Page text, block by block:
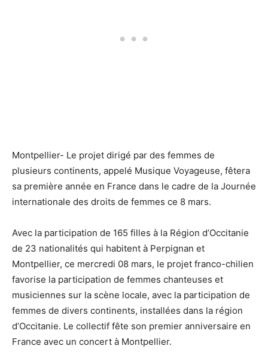
Montpellier- Le projet dirigé par des femmes de
plusieurs continents, appelé Musique Voyageuse, fêtera
sa première année en France dans le cadre de la Journée
internationale des droits de femmes ce 8 mars.
Avec la participation de 165 filles à la Région d’Occitanie
de 23 nationalités qui habitent à Perpignan et
Montpellier, ce mercredi 08 mars, le projet franco-chilien
favorise la participation de femmes chanteuses et
musiciennes sur la scène locale, avec la participation de
femmes de divers continents, installées dans la région
d’Occitanie. Le collectif fête son premier anniversaire en
France avec un concert à Montpellier.